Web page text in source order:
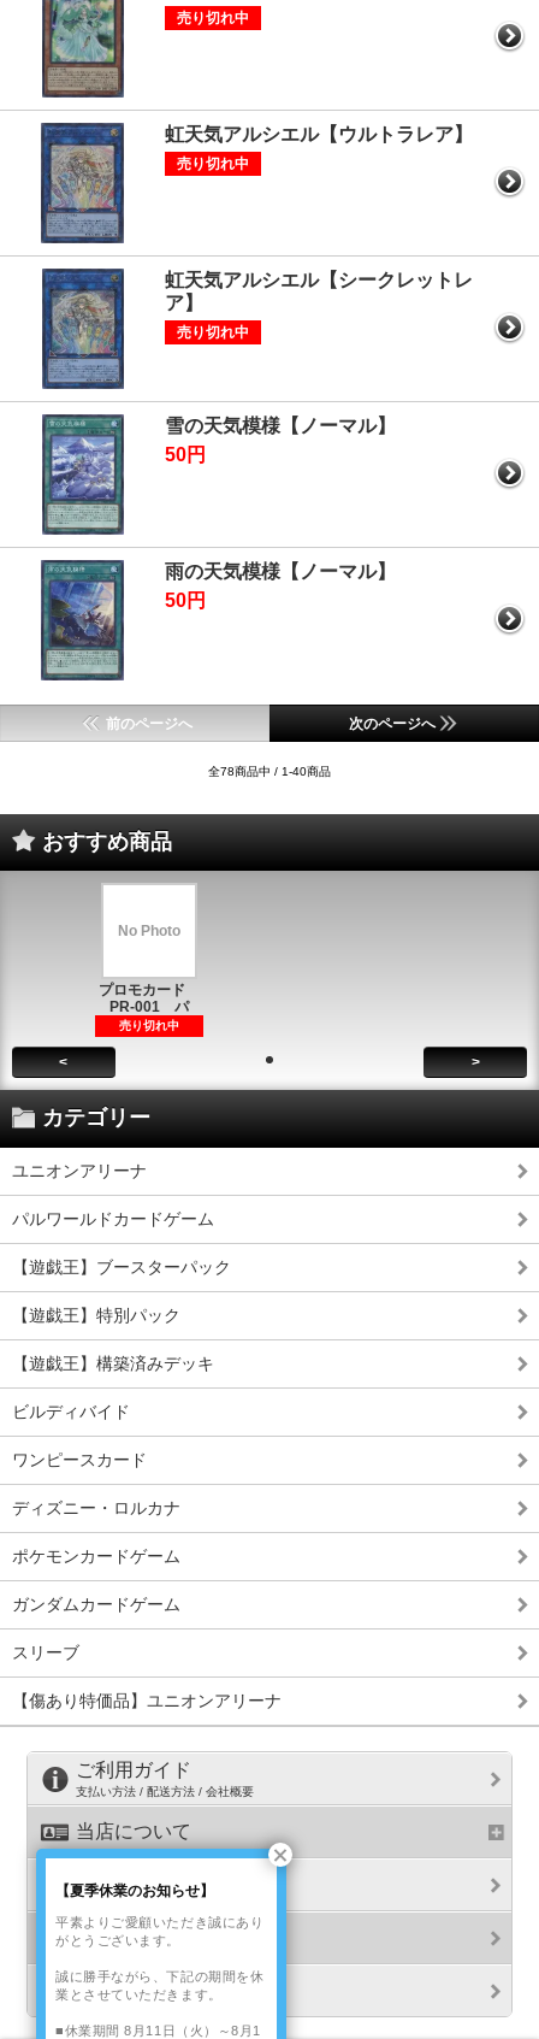
売り切れ中
虹天気アルシエル【ウルトラレア】
売り切れ中
虹天気アルシエル【シークレットレ
ア】
売り切れ中
雪の天気模様【ノーマル】
50円
雨の天気模様【ノーマル】
50円
前のページへ 次のページへ
全78商品中 / 1-40商品
おすすめ商品
No Photo
プロモカード
PR-001 パ
売り切れ中
< >
カテゴリー
ユニオンアリーナ
パルワールドカードゲーム
【遊戯王】ブースターパック
【遊戯王】特別パック
【遊戯王】構築済みデッキ
ビルディバイド
ワンピースカード
ディズニー・ロルカナ
ポケモンカードゲーム
ガンダムカードゲーム
スリーブ
【傷あり特価品】ユニオンアリーナ
ご利用ガイド
支払い方法 / 配送方法 / 会社概要
当店について
ブログ
お問い合せ
プライバシーポリシー
【夏季休業のお知らせ】
平素よりご愛顧いただき誠にあり
がとうございます。
誠に勝手ながら、下記の期間を休
業とさせていただきます。
■休業期間 8月11日（火）～8月1